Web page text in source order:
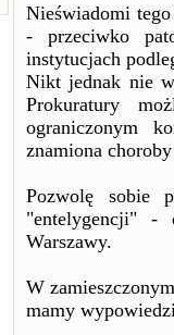
Nieświadomi
- przeciwko
instytucjach
Nikt jednak nie
Prokuratury
ograniczonym
znamiona
Pozwolę sobie
"entelygencji" -
Warszawy.
W
mamy